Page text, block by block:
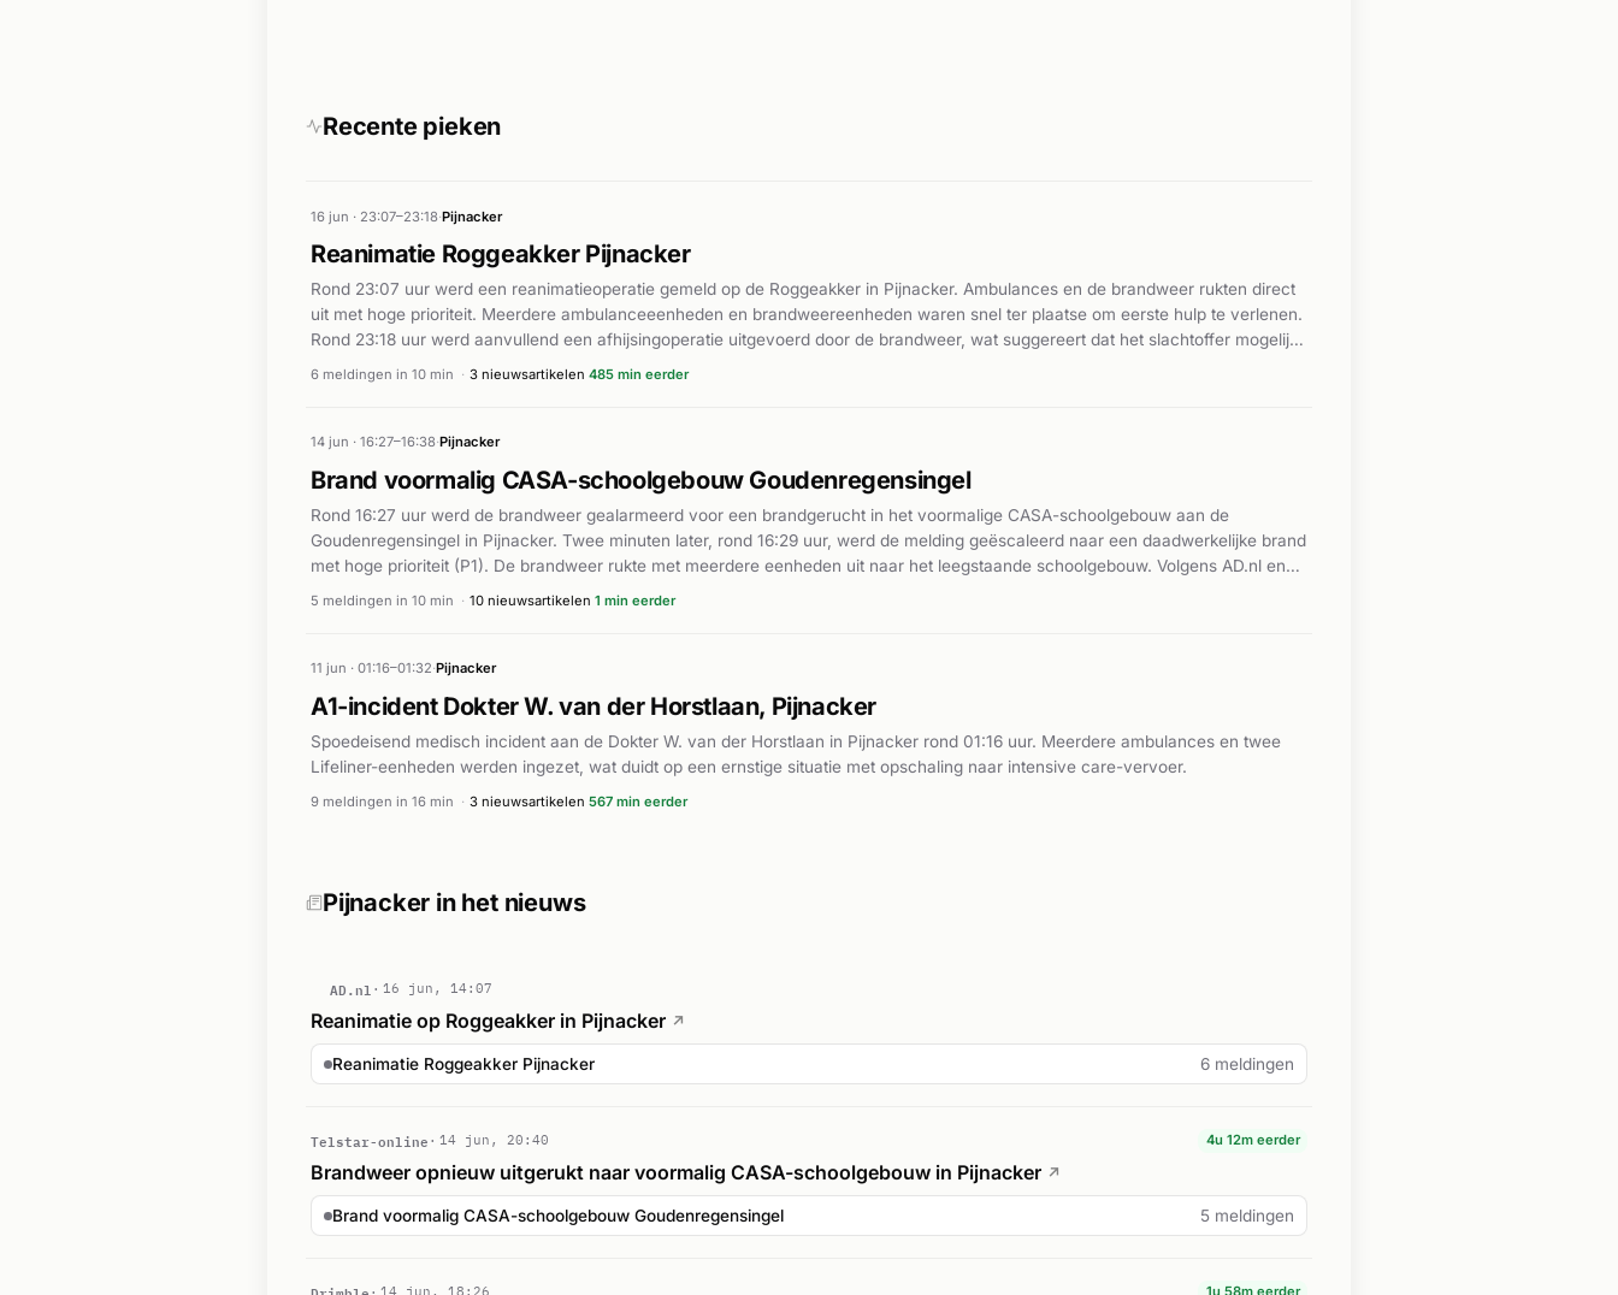
Recente pieken
16 jun · 23:07–23:18·Pijnacker
Reanimatie Roggeakker Pijnacker
Rond 23:07 uur werd een reanimatieoperatie gemeld op de Roggeakker in Pijnacker. Ambulances en de brandweer rukten direct
uit met hoge prioriteit. Meerdere ambulanceeenheden en brandweereenheden waren snel ter plaatse om eerste hulp te verlenen.
Rond 23:18 uur werd aanvullend een afhijsingoperatie uitgevoerd door de brandweer, wat suggereert dat het slachtoffer mogelijk
van hoogte moest worden geborgen. Volgens AD.nl vond de reanimatie plaats op de Roggeakker.
6 meldingen in 10 min · 3 nieuwsartikelen 485 min eerder
14 jun · 16:27–16:38·Pijnacker
Brand voormalig CASA-schoolgebouw Goudenregensingel
Rond 16:27 uur werd de brandweer gealarmeerd voor een brandgerucht in het voormalige CASA-schoolgebouw aan de
Goudenregensingel in Pijnacker. Twee minuten later, rond 16:29 uur, werd de melding geëscaleerd naar een daadwerkelijke brand
met hoge prioriteit (P1). De brandweer rukte met meerdere eenheden uit naar het leegstaande schoolgebouw. Volgens AD.nl en
District8.net was sprake van een brand in het voormalig schoolgebouw, die onder controle werd gebracht. Het gaat om het
5 meldingen in 10 min · 10 nieuwsartikelen 1 min eerder
11 jun · 01:16–01:32·Pijnacker
A1-incident Dokter W. van der Horstlaan, Pijnacker
Spoedeisend medisch incident aan de Dokter W. van der Horstlaan in Pijnacker rond 01:16 uur. Meerdere ambulances en twee
Lifeliner-eenheden werden ingezet, wat duidt op een ernstige situatie met opschaling naar intensive care-vervoer.
9 meldingen in 16 min · 3 nieuwsartikelen 567 min eerder
Pijnacker in het nieuws
AD.nl 16 jun, 14:07
Reanimatie op Roggeakker in Pijnacker ↗
Reanimatie Roggeakker Pijnacker 6 meldingen
Telstar-online 14 jun, 20:40 4u 12m eerder
Brandweer opnieuw uitgerukt naar voormalig CASA-schoolgebouw in Pijnacker ↗
Brand voormalig CASA-schoolgebouw Goudenregensingel 5 meldingen